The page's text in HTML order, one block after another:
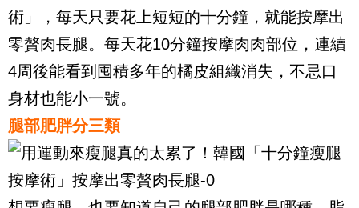
術」，每天只要花上短短的十分鐘，就能按摩出
零贅肉長腿。每天花10分鐘按摩肉肉部位，連續
4周後能看到囤積多年的橘皮組織消失，不忌口
身材也能小一號。
腿部肥胖分三類